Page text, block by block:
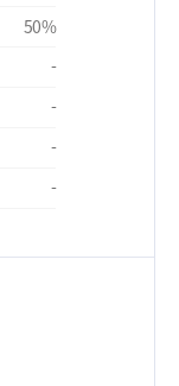
50%
-
-
-
-